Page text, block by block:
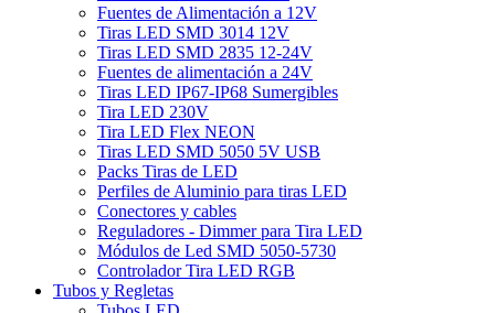
Fuentes de Alimentación a 12V
Tiras LED SMD 3014 12V
Tiras LED SMD 2835 12-24V
Fuentes de alimentación a 24V
Tiras LED IP67-IP68 Sumergibles
Tira LED 230V
Tira LED Flex NEON
Tiras LED SMD 5050 5V USB
Packs Tiras de LED
Perfiles de Aluminio para tiras LED
Conectores y cables
Reguladores - Dimmer para Tira LED
Módulos de Led SMD 5050-5730
Controlador Tira LED RGB
Tubos y Regletas